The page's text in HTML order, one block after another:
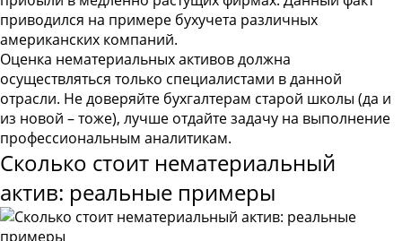
приводился на примере бухучета различных
американских компаний.
Оценка нематериальных активов должна
осуществляться только специалистами в данной
отрасли. Не доверяйте бухгалтерам старой школы (да и
из новой – тоже), лучше отдайте задачу на выполнение
профессиональным аналитикам.
Сколько стоит нематериальный
актив: реальные примеры